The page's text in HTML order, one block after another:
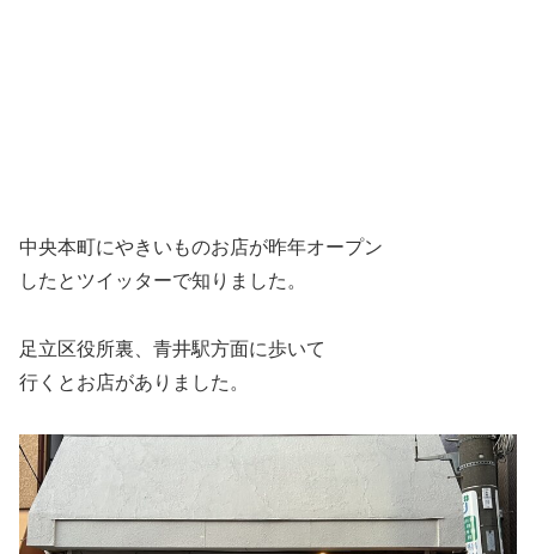
中央本町にやきいものお店が昨年オープン
したとツイッターで知りました。
足立区役所裏、青井駅方面に歩いて
行くとお店がありました。